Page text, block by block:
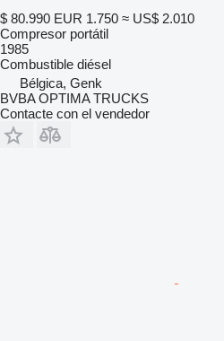
$ 80.990 EUR 1.750 ≈ US$ 2.010
Compresor portátil
1985
Combustible diésel
Bélgica, Genk
BVBA OPTIMA TRUCKS
Contacte con el vendedor